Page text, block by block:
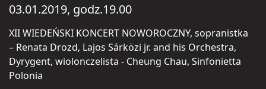
03.01.2019, godz.19.00
XII WIEDEŃSKI KONCERT NOWOROCZNY, sopranistka
– Renata Drozd, Lajos Sárkӧzi jr. and his Orchestra,
Dyrygent, wiolonczelista - Cheung Chau, Sinfonietta
Polonia